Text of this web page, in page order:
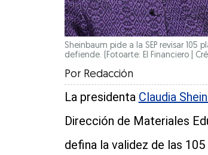
Sheinbaum pide a la SEP revisar
defiende. (Fotoarte: El Financiero |
Por Redacción
La presidenta Claudia
Dirección de Materiales
defina la validez de las